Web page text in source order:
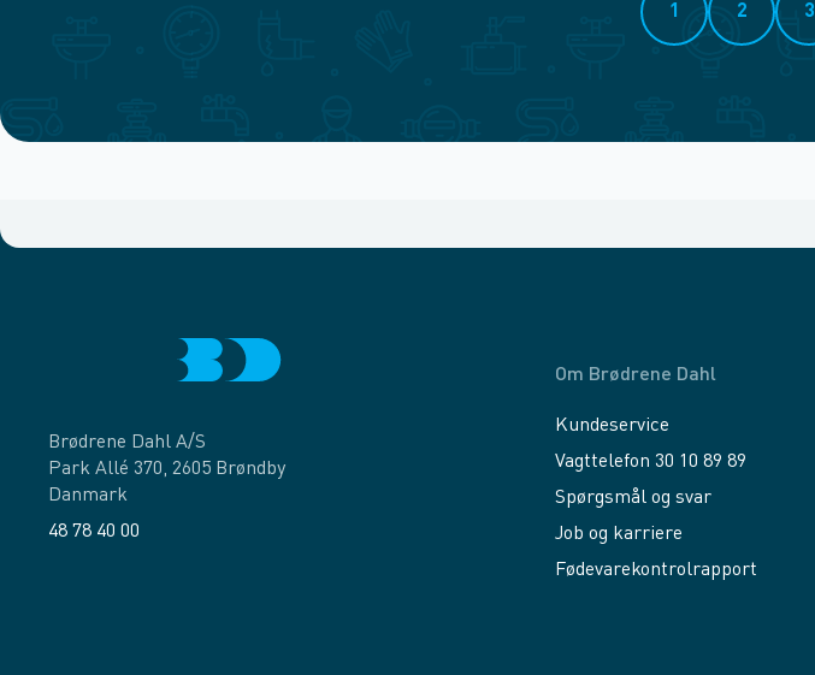
1 2 3
Brødrene Dahl A/S
Park Allé 370, 2605 Brøndby
Danmark
48 78 40 00
Om Brødrene Dahl
Kundeservice
Vagttelefon 30 10 89 89
Spørgsmål og svar
Job og karriere
Fødevarekontrolrapport